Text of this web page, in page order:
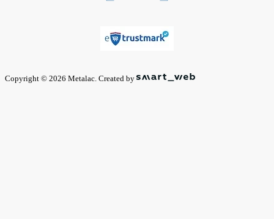
Copyright © 2026 Metalac. Created by